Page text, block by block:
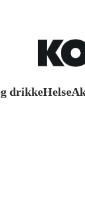
drikkeHelse